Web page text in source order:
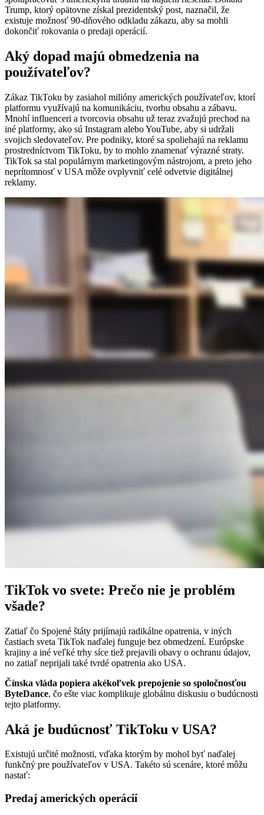
Trump, ktorý opätovne získal prezidentský post, naznačil, že
existuje možnosť 90-dňového odkladu zákazu, aby sa mohli
dokončiť rokovania o predaji operácií.
Aký dopad majú obmedzenia na
používateľov?
Zákaz TikToku by zasiahol milióny amerických používateľov, ktorí
platformu využívajú na komunikáciu, tvorbu obsahu a zábavu.
Mnohí influenceri a tvorcovia obsahu už teraz zvažujú prechod na
iné platformy, ako sú Instagram alebo YouTube, aby si udržali
svojich sledovateľov. Pre podniky, ktoré sa spoliehajú na reklamu
prostredníctvom TikToku, by to mohlo znamenať výrazné straty.
TikTok sa stal populárnym marketingovým nástrojom, a preto jeho
neprítomnosť v USA môže ovplyvniť celé odvetvie digitálnej
reklamy.
TikTok vo svete: Prečo nie je problém
všade?
Zatiaľ čo Spojené štáty prijímajú radikálne opatrenia, v iných
častiach sveta TikTok naďalej funguje bez obmedzení. Európske
krajiny a iné veľké trhy síce tiež prejavili obavy o ochranu údajov,
no zatiaľ neprijali také tvrdé opatrenia ako USA.
Čínska vláda popiera akékoľvek prepojenie so spoločnosťou
ByteDance, čo ešte viac komplikuje globálnu diskusiu o budúcnosti
tejto platformy.
Aká je budúcnosť TikToku v USA?
Existujú určité možnosti, vďaka ktorým by mohol byť naďalej
funkčný pre používateľov v USA. Takéto sú scenáre, ktoré môžu
nastať:
Predaj amerických operácií